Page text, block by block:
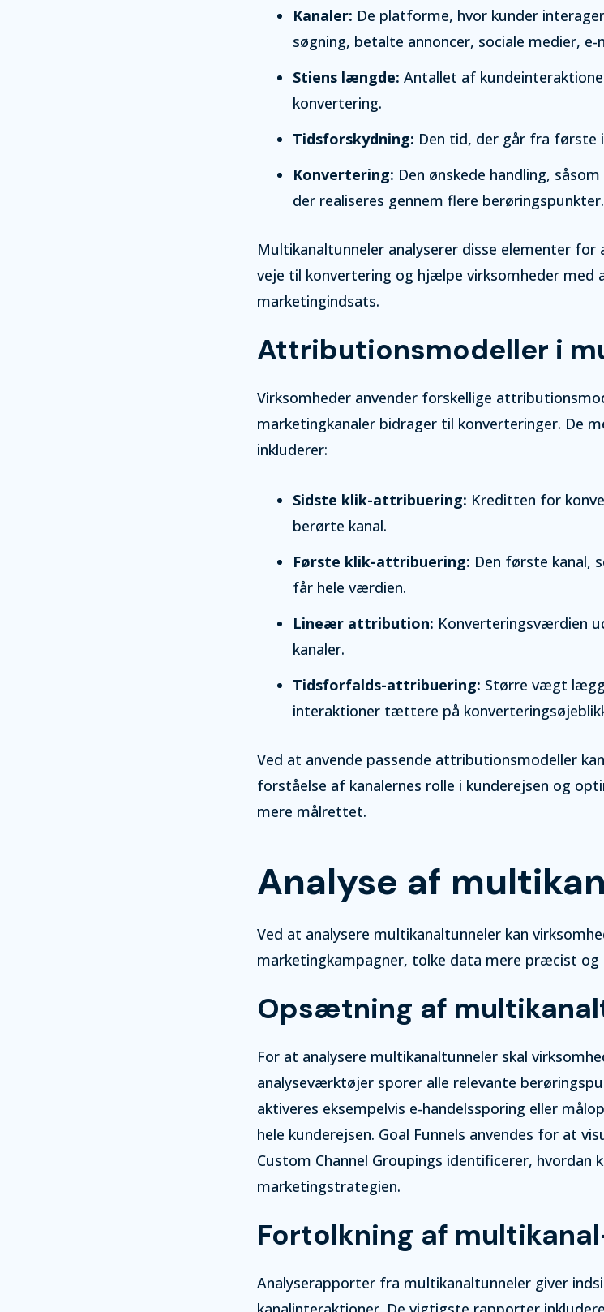
Kanaler: De platforme, hvor kunder
søgning, betalte annoncer, sociale medier,
Stiens længde: Antallet af
konvertering.
Tidsforskydning: Den tid, der går fra første
Konvertering: Den ønskede handling,
der realiseres gennem flere berøringspunkter.
Multikanaltunneler analyserer disse elementer
veje til konvertering og hjælpe virksomheder med
marketingindsats.
Attributionsmodeller i
Virksomheder anvender forskellige
marketingkanaler bidrager til konverteringer. De
inkluderer:
Sidste klik-attribuering: Kreditten for
berørte kanal.
Første klik-attribuering: Den første kanal,
får hele værdien.
Lineær attribution: Konverteringsværdien
kanaler.
Tidsforfalds-attribuering: Større vægt
interaktioner tættere på
Ved at anvende passende attributionsmodeller
forståelse af kanalernes rolle i kunderejsen og
mere målrettet.
Analyse af
Ved at analysere multikanaltunneler kan
marketingkampagner, tolke data mere præcist
Opsætning af
For at analysere multikanaltunneler skal
analyseværktøjer sporer alle relevante
aktiveres eksempelvis e-handelssporing eller
hele kunderejsen. Goal Funnels anvendes for at
Custom Channel Groupings identificerer, hvordan
marketingstrategien.
Fortolkning af
Analyserapporter fra multikanaltunneler giver